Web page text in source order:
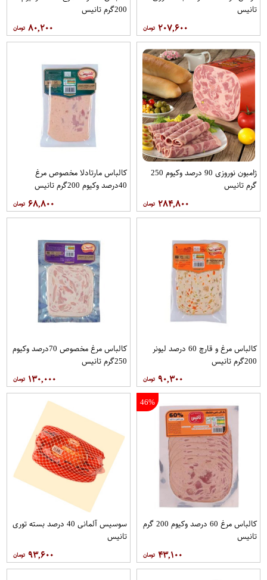
تانیس
۲۰۷,۶۰۰
200گرم تانیس
۸۰,۲۰۰
ژامبون نوروزی 90 درصد وکیوم 250
گرم تانیس
۲۸۴,۸۰۰
کالباس مارتادلا مخصوص مرغ
40درصد وکیوم 200گرم تانیس
۶۸,۸۰۰
کالباس مرغ و قارچ 60 درصد لیونر
200گرم تانیس
۹۰,۳۰۰
کالباس مرغ مخصوص 70درصد وکیوم
250گرم تانیس
۱۳۰,۰۰۰
46%
کالباس مرغ 60 درصد وکیوم 200 گرم
تانیس
۴۳,۱۰۰
سوسیس آلمانی 40 درصد بسته توری
تانیس
۹۳,۶۰۰